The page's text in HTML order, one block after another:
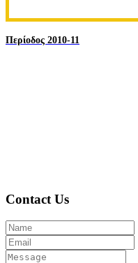
Περίοδος 2010-11
Contact Us